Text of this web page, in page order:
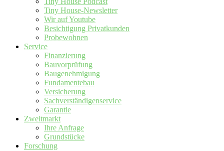
Tiny House-Newsletter
Wir auf Youtube
Besichtigung Privatkunden
Probewohnen
Service
Finanzierung
Bauvorprüfung
Baugenehmigung
Fundamentebau
Versicherung
Sachverständigenservice
Garantie
Zweitmarkt
Ihre Anfrage
Grundstücke
Forschung